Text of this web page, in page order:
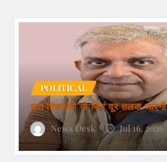
POLITICAL
बात निकलेगी तो फिर दूर तलक जाएगी
News Desk
Jul 16, 2026